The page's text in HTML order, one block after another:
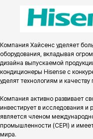
Компания Хайсенс уделяет
оборудования, вкладывая
дизайна выпускаемой
кондиционеры Hisense с
уделят технологиям и качеству
Компания активно развивает
инвестирует в исследования и
является членом
промышленности (CEPI) и
мира.